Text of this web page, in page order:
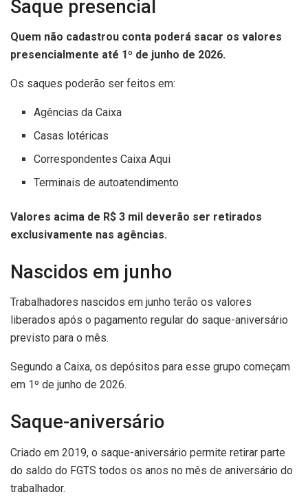
Saque presencial
Quem não cadastrou conta poderá sacar os valores
presencialmente até 1º de junho de 2026.
Os saques poderão ser feitos em:
Agências da Caixa
Casas lotéricas
Correspondentes Caixa Aqui
Terminais de autoatendimento
Valores acima de R$ 3 mil deverão ser retirados
exclusivamente nas agências.
Nascidos em junho
Trabalhadores nascidos em junho terão os valores
liberados após o pagamento regular do saque-aniversário
previsto para o mês.
Segundo a Caixa, os depósitos para esse grupo começam
em 1º de junho de 2026.
Saque-aniversário
Criado em 2019, o saque-aniversário permite retirar parte
do saldo do FGTS todos os anos no mês de aniversário do
trabalhador.